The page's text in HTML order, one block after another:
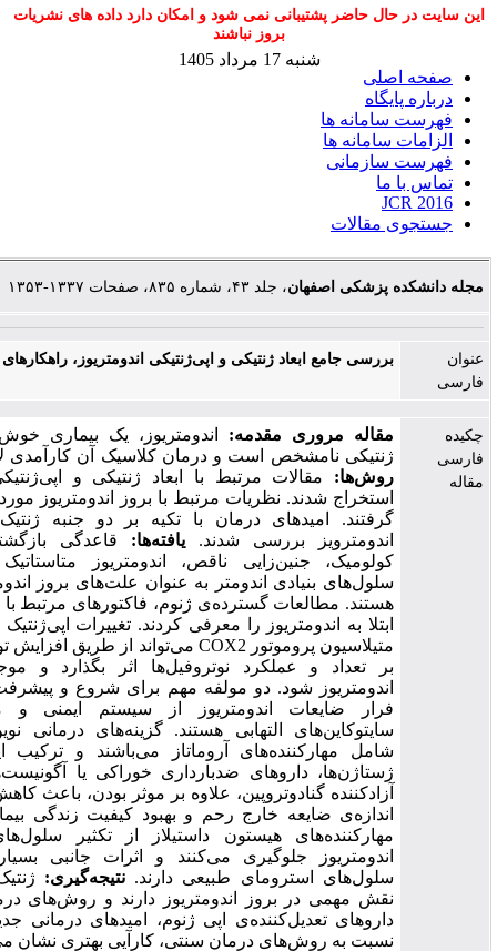
حاضر پشتیبانی نمی شود و امکان دارد داده های نشریات
ها
ها
مقالات
پزشکی اصفهان ، جلد ۴۳، شماره ۸۳۵، صفحات ۱۳۳۷-۱۳۵۳
بررسی جامع ابعاد ژنتیکی و اپی‌ژنتیکی اندومتریوز، راهکارهای نوین درمان
مقاله مروری مقدمه:اندومتریوز، یک بیماری خوش‌خیم با علت
ژنتیکی نامشخص است و درمان کلاسیک آن کارآمدی لازم را ندارند.
روش‌ها:
مقالات مرتبط با ابعاد ژنتیکی و اپی‌ژنتیکی اندومتریوز
استخراج شدند. نظریات مرتبط با بروز اندومتریوز مورد واکاوی قرار
گرفتند. امیدهای درمان با تکیه بر دو جنبه ژنتیک و اپی‌ژنتیک
اندومترویز بررسی شدند.یافته‌ها:قاعدگی بازگشتی، متاپلازی
کولومیک، جنین‌زایی ناقص، اندومتریوز متاستاتیک و مهاجرت
سلول‌های بنیادی اندومتر به عنوان علت‌های بروز اندومتریوز مطرح
هستند. مطالعات گسترده‌ی ژنوم، فاکتورهای مرتبط با افزایش خطر
ابتلا به اندومتریوز را معرفی کردند. تغییرات اپی‌ژنتیک شامل کاهش
متیلاسیون پروموتور COX2 می‌تواند از طریق افزایش تولیداستروژن،
بر تعداد و عملکرد نوتروفیل‌ها اثر بگذارد و موجب توسعه‌ی
اندومتریوز شود. دو مولفه مهم برای شروع و پیشرفت اندومتریوز،
فرار ضایعات اندومتریوز از سیستم ایمنی و مقادیر بالای
سایتوکاین‌های التهابی هستند. گزینه‌های درمانی نوین اندومتریوز
شامل مهارکننده‌های آروماتاز می‌باشند و ترکیب این داروها با
ژستاژن‌ها، داروهای ضدبارداری خوراکی یا آگونیست‌های هورمون
آزادکننده گنادوتروپین، علاوه بر موثر بودن، باعث کاهش درد، کاهش
اندازه‌ی ضایعه خارج رحم و بهبود کیفیت زندگی بیماران می‌شود.
مهارکننده‌های هیستون داستیلاز از تکثیر سلول‌های استرومای
اندومتریوز جلوگیری می‌کنند و اثرات جانبی بسیار ضعیفی بر
سلول‌های استرومای طبیعی دارند.نتیجه‌گیری: ژنتیک و اپی‌ژنتیک
نقش مهمی در بروز اندومتریوز دارند و روش‌های درمان مبتنی بر
داروهای تعدیل‌کننده‌ی اپی ژنوم، امیدهای درمانی جدیدی هستند و
نسبت به روش‌های درمان سنتی، کارآیی بهتری نشان می‌دهند.